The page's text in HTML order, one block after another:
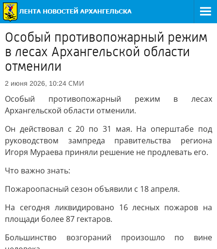
Особый противопожарный режим
в лесах Архангельской области
отменили
2 июня 2026, 10:24 СМИ
Особый противопожарный режим в лесах
Архангельской области отменили.
Он действовал с 20 по 31 мая. На оперштабе под
руководством зампреда правительства региона
Игоря Мураева приняли решение не продлевать его.
Что важно знать:
Пожароопасный сезон объявили с 18 апреля.
На сегодня ликвидировано 16 лесных пожаров на
площади более 87 гектаров.
Большинство возгораний произошло по вине